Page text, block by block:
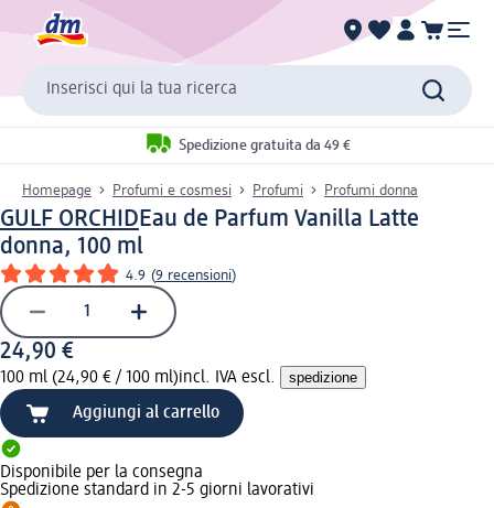
Inserisci qui la tua ricerca
Spedizione gratuita da 49 €
Homepage Profumi e cosmesi Profumi Profumi donna
GULF ORCHIDEau de Parfum Vanilla Latte
donna, 100 ml
4.9 (9 recensioni)
24,90 €
100 ml (24,90 € / 100 ml)incl. IVA escl. spedizione
Aggiungi al carrello
Disponibile per la consegna
Spedizione standard in 2-5 giorni lavorativi